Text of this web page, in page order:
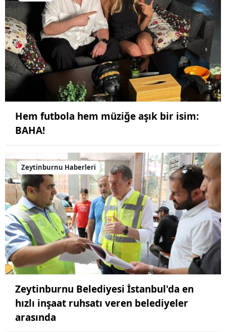
Hem futbola hem müziğe aşık bir isim:
BAHA!
Zeytinburnu Haberleri
Zeytinburnu Belediyesi İstanbul'da en
hızlı inşaat ruhsatı veren belediyeler
arasında